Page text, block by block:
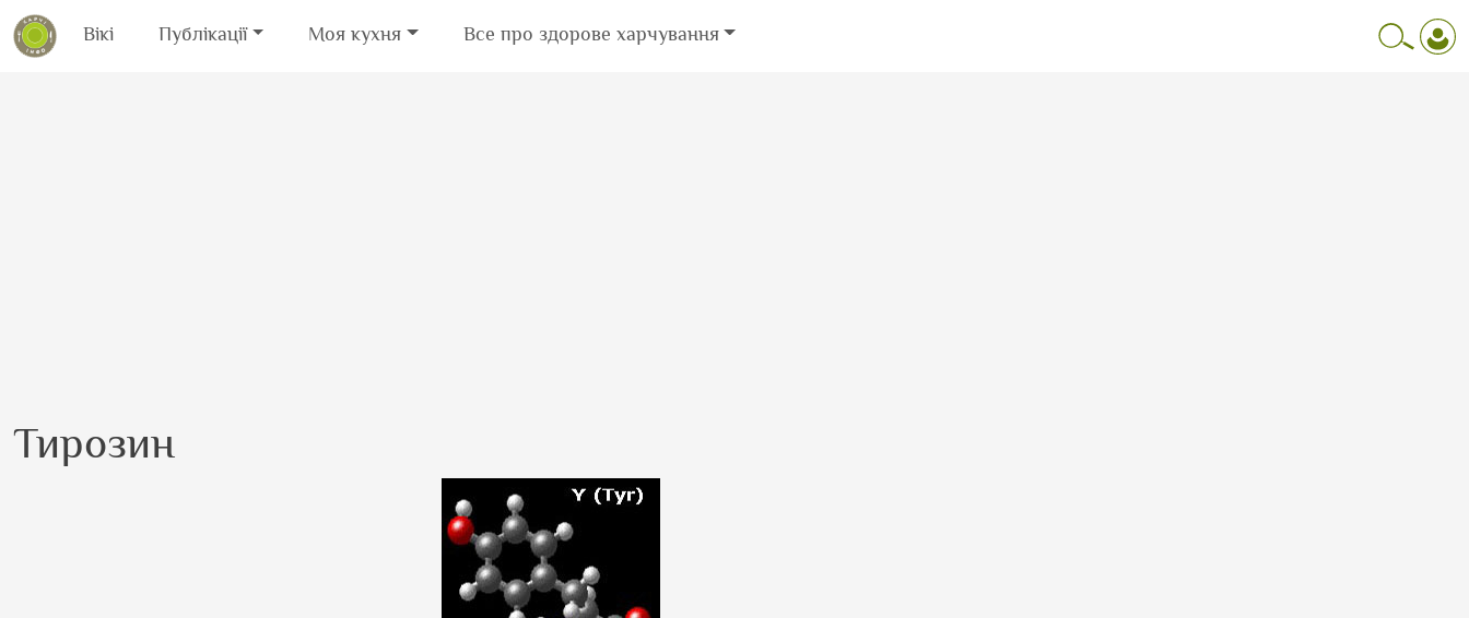
Вікі Публікації Моя кухня Все про здорове харчування
Тирозин